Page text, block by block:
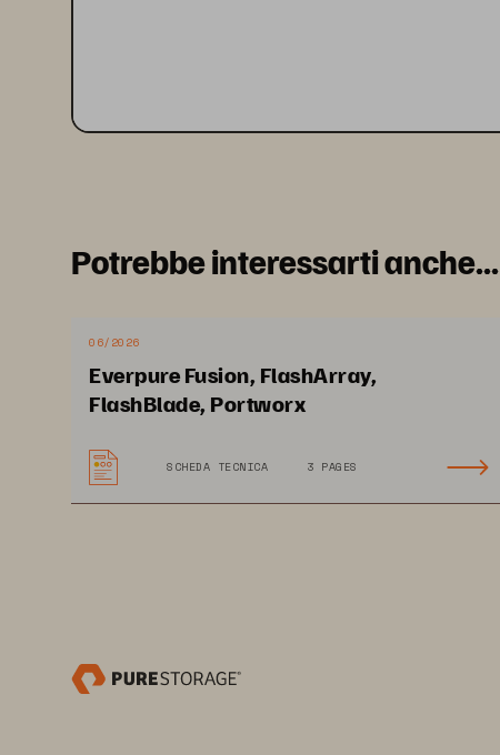
Potrebbe interessarti anche...
06/2026
Everpure Fusion, FlashArray,
FlashBlade, Portworx
SCHEDA TECNICA 3 PAGES